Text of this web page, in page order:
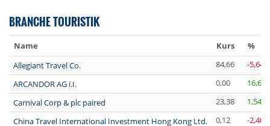
BRANCHE TOURISTIK
Name Kurs
%
Allegiant Travel Co.
84,66
-5,64
ARCANDOR AG i.I.
0,00
16,67
Carnival Corp & plc paired
23,38
1,54 %
China Travel International Investment Hong Kong Ltd.
0,12
-2,40